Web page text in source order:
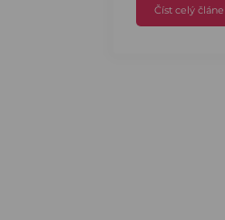
Číst celý